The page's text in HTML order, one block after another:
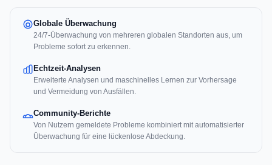
Globale Überwachung
24/7-Überwachung von mehreren globalen Standorten aus, um
Probleme sofort zu erkennen.
Echtzeit-Analysen
Erweiterte Analysen und maschinelles Lernen zur Vorhersage
und Vermeidung von Ausfällen.
Community-Berichte
Von Nutzern gemeldete Probleme kombiniert mit automatisierter
Überwachung für eine lückenlose Abdeckung.